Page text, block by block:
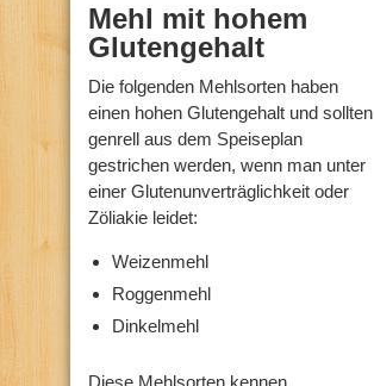
Mehl mit hohem
Glutengehalt
Die folgenden Mehlsorten haben
einen hohen Glutengehalt und sollten
genrell aus dem Speiseplan
gestrichen werden, wenn man unter
einer Glutenunverträglichkeit oder
Zöliakie leidet:
Weizenmehl
Roggenmehl
Dinkelmehl
Diese Mehlsorten kennen